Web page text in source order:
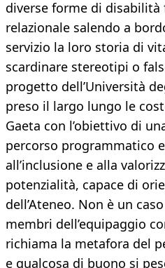
diverse forme di disabilità
relazionale salendo a
servizio la loro storia di
scardinare stereotipi o
progetto dell’Università
preso il largo lungo le
Gaeta con l’obiettivo di
percorso programmatico
all’inclusione e alla
potenzialità, capace di
dell’Ateneo. Non è un
membri dell’equipaggio
richiama la metafora del
e qualcosa di buono si